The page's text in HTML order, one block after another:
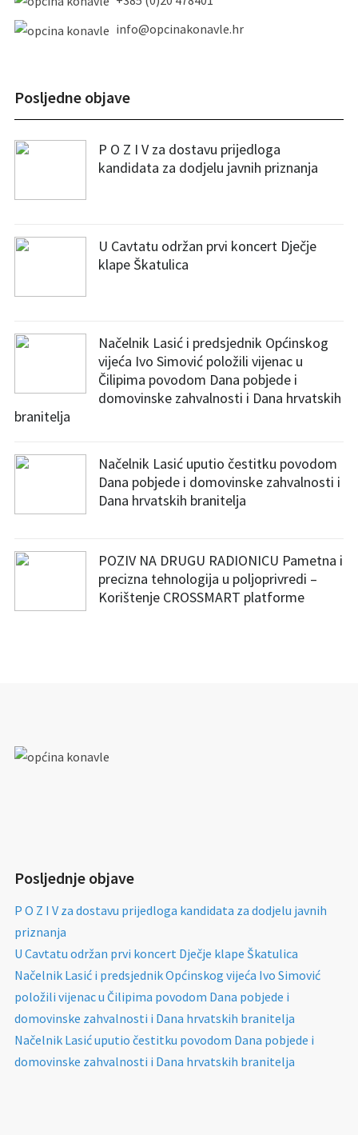
info@opcinakonavle.hr
Posljedne objave
P O Z I V za dostavu prijedloga
kandidata za dodjelu javnih priznanja
U Cavtatu održan prvi koncert Dječje
klape Škatulica
Načelnik Lasić i predsjednik Općinskog
vijeća Ivo Simović položili vijenac u
Čilipima povodom Dana pobjede i
domovinske zahvalnosti i Dana hrvatskih
branitelja
Načelnik Lasić uputio čestitku povodom
Dana pobjede i domovinske zahvalnosti i
Dana hrvatskih branitelja
POZIV NA DRUGU RADIONICU Pametna i
precizna tehnologija u poljoprivredi –
Korištenje CROSSMART platforme
Posljednje objave
P O Z I V za dostavu prijedloga kandidata za dodjelu javnih
priznanja
U Cavtatu održan prvi koncert Dječje klape Škatulica
Načelnik Lasić i predsjednik Općinskog vijeća Ivo Simović
položili vijenac u Čilipima povodom Dana pobjede i
domovinske zahvalnosti i Dana hrvatskih branitelja
Načelnik Lasić uputio čestitku povodom Dana pobjede i
domovinske zahvalnosti i Dana hrvatskih branitelja